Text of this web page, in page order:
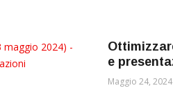
e
Maggio 24, 2024